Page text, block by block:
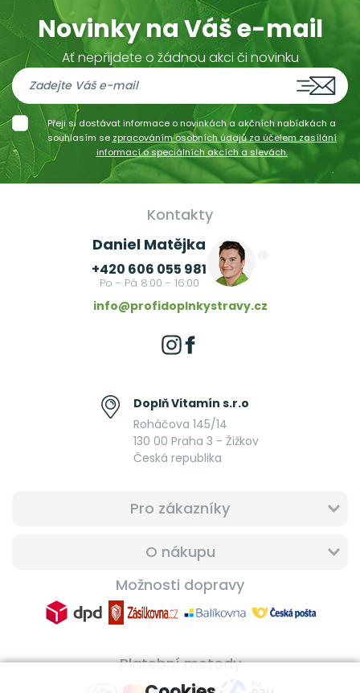
Novinky na Váš e-mail
Ať nepřijdete o žádnou akci či novinku
Přeji si dostávat informace o novinkách a akčních nabídkách a
souhlasím se zpracováním osobních údajů za účelem zasílání
informací o speciálních akcích a slevách.
Kontakty
Daniel Matějka
+420 606 055 981
Po - Pá 8:00 - 16:00
info@profidoplnkystravy.cz
Doplň Vitamín s.r.o
Roháčova 145/14
130 00 Praha 3 - Žižkov
Česká republika
Pro zákazníky
O nákupu
Možnosti dopravy
Platební metody